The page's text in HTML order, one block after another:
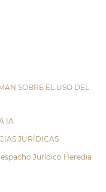
SOBRE EL USO DEL
IA
JURÍDICAS
Jurídico Heredia